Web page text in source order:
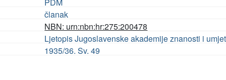
članak
NBN: urn:nbn:hr:275:200478
Ljetopis Jugoslavenske akademije znanosti i
1935/36. Sv. 49